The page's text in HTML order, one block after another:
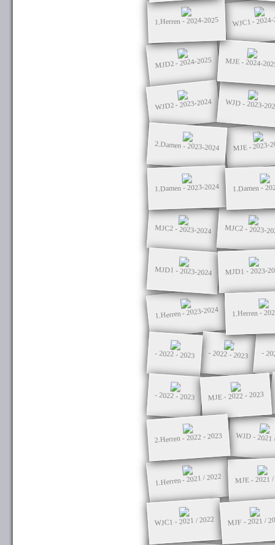
1.Herren - 2024-2025 WJC1 -
MJD2 - 2024-2025 MJE - 2024-
WJD2 - 2023-2024 WJD - 2023-
2.Damen - 2023-2024 MJE - 2023-
1.Damen - 2023-2024 1.Damen -
MJC2 - 2023-2024 MJC2 - 2023-
MJD1 - 2023-2024 MJD1 - 2023-
1.Herren - 2023-2024 1.Herren -
- 2022 - 2023 - 2022 - 2023 -
- 2022 - 2023 MJE - 2022 - 2023
2.Herren - 2022 - 2023 WJD - 2021
1.Herren - 2021 / 2022 MJE - 2021
WJC1 - 2021 / 2022 MJF - 2021 /